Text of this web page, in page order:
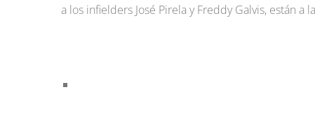
a los infielders José Pirela y Freddy Galvis, están a